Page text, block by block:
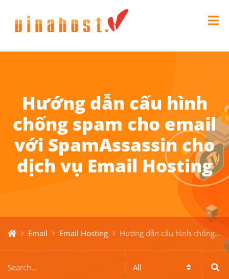
Hướng dẫn cấu hình
chống spam cho email
với SpamAssassin cho
dịch vụ Email Hosting
Email Email Hosting Hướng dẫn cấu hình chống spam cho email với SpamAssassin cho dịch vụ Email Hosting